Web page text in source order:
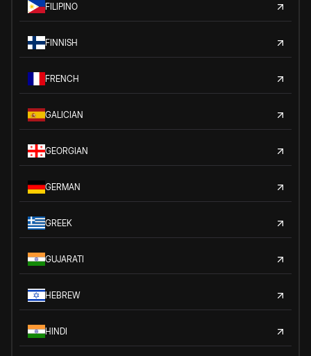
FILIPINO
FINNISH
FRENCH
GALICIAN
GEORGIAN
GERMAN
GREEK
GUJARATI
HEBREW
HINDI